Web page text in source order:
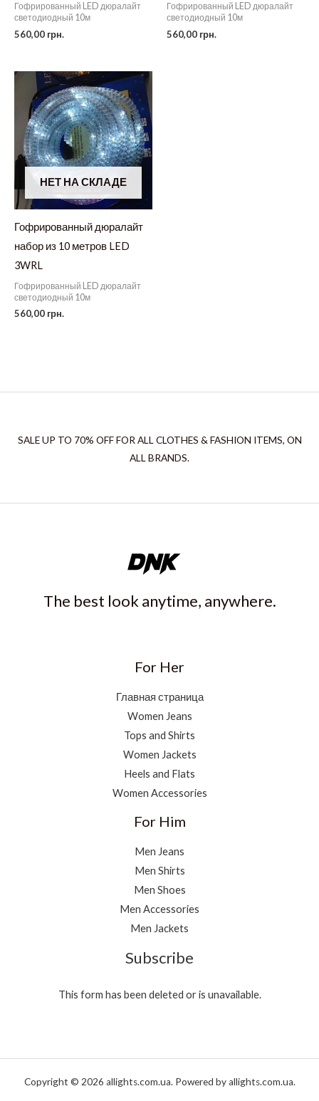
Гофрированный LED дюралайт
светодиодный 10м
560,00 грн.
Гофрированный LED дюралайт
светодиодный 10м
560,00 грн.
НЕТ НА СКЛАДЕ
Гофрированный дюралайт
набор из 10 метров LED
3WRL
Гофрированный LED дюралайт
светодиодный 10м
560,00 грн.
SALE UP TO 70% OFF FOR ALL CLOTHES & FASHION ITEMS, ON
ALL BRANDS.
The best look anytime, anywhere.
For Her
Главная страница
Women Jeans
Tops and Shirts
Women Jackets
Heels and Flats
Women Accessories
For Him
Men Jeans
Men Shirts
Men Shoes
Men Accessories
Men Jackets
Subscribe
This form has been deleted or is unavailable.
Copyright © 2026 allights.com.ua. Powered by allights.com.ua.